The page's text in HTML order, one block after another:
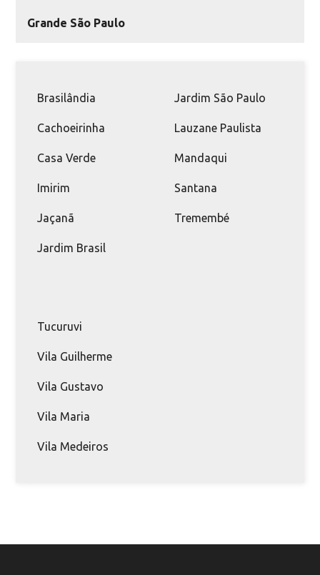
Grande São Paulo
Brasilândia
Cachoeirinha
Casa Verde
Imirim
Jaçanã
Jardim Brasil
Jardim São Paulo
Lauzane Paulista
Mandaqui
Santana
Tremembé
Tucuruvi
Vila Guilherme
Vila Gustavo
Vila Maria
Vila Medeiros